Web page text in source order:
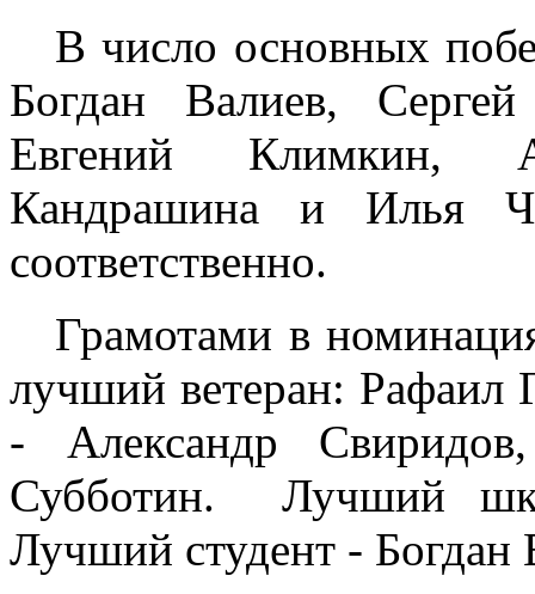
В число основных
Богдан Валиев,
Евгений Климкин,
Кандрашина и Илья
соответственно.
Грамотами в
лучший ветеран: Рафаил
- Александр
Субботин.
Лучший
Лучший студент - Богдан